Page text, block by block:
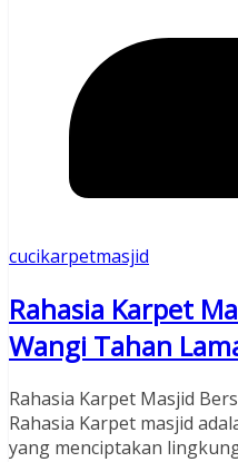
cucikarpetmasjid
Rahasia Karpet
Wangi Tahan
Rahasia Karpet Masjid
Rahasia Karpet masjid
yang menciptakan